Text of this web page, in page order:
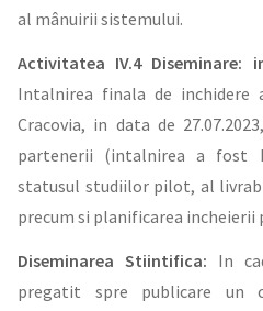
al mânuirii sistemului.
Activitatea IV.4 Diseminare:
Intalnirea finala de
Cracovia, in data de
partenerii (intalnirea a fost
statusul studiilor pilot, al
precum si planificarea incheierii
Diseminarea Stiintifica: In
pregatit spre publicare un